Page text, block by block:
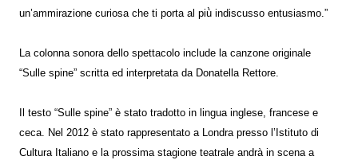
un’ammirazione curiosa che ti porta al più̀ indiscusso entusiasmo.”
La colonna sonora dello spettacolo include la canzone originale
“Sulle spine” scritta ed interpretata da Donatella Rettore.
Il testo “Sulle spine” è stato tradotto in lingua inglese, francese e
ceca. Nel 2012 è stato rappresentato a Londra presso l’Istituto di
Cultura Italiano e la prossima stagione teatrale andrà in scena a